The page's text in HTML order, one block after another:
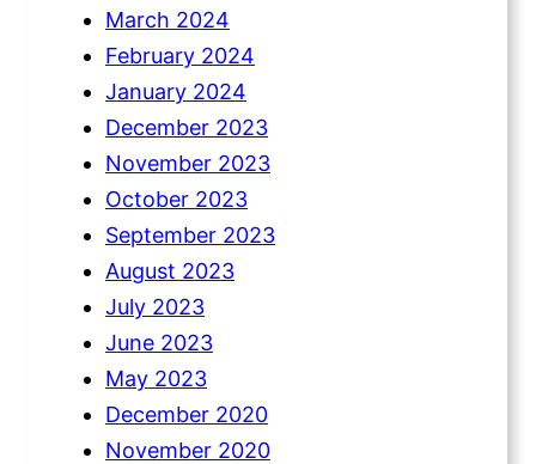
March 2024
February 2024
January 2024
December 2023
November 2023
October 2023
September 2023
August 2023
July 2023
June 2023
May 2023
December 2020
November 2020